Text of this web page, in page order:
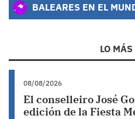
BALEARES EN EL
LO
08/08/2026
El conselleiro José
edición de la Fiesta